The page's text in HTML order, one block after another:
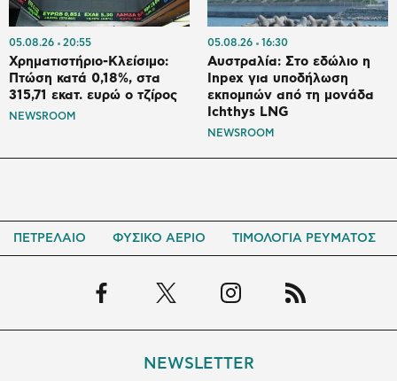
05.08.26 20:55
Χρηματιστήριο-Κλείσιμο:
Πτώση κατά 0,18%, στα
315,71 εκατ. ευρώ ο τζίρος
NEWSROOM
05.08.26 16:30
Αυστραλία: Στο εδώλιο η
Inpex για υποδήλωση
εκπομπών από τη μονάδα
Ichthys LNG
NEWSROOM
ΠΕΤΡΕΛΑΙΟ ΦΥΣΙΚΟ ΑΕΡΙΟ ΤΙΜΟΛΟΓΙΑ ΡΕΥΜΑΤΟΣ
NEWSLETTER